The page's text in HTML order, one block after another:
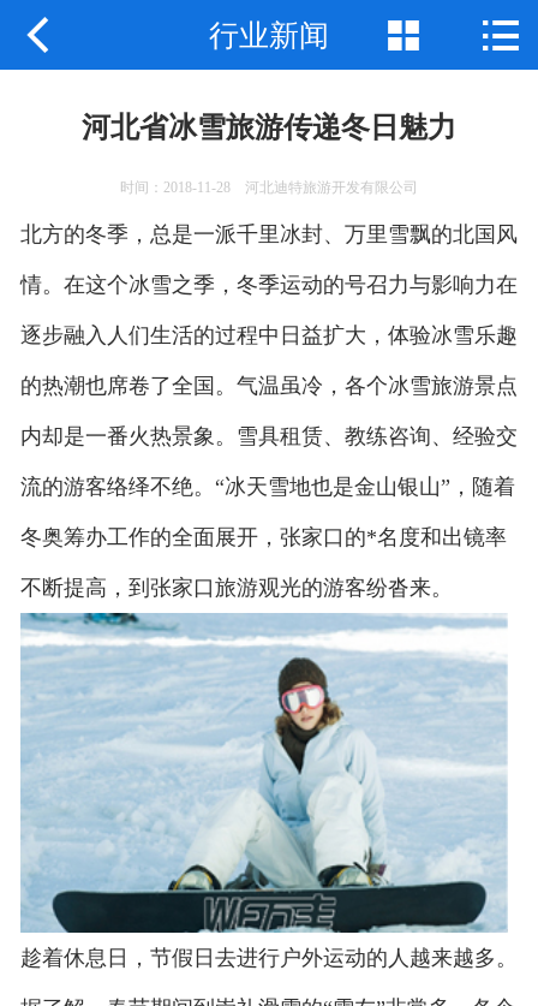
网站首页
应用案例
联系我们
 行业新闻  
河北省冰雪旅游传递冬日魅力
时间：2018-11-28 河北迪特旅游开发有限公司
北方的冬季，总是一派千里冰封、万里雪飘的北国风
情。在这个冰雪之季，冬季运动的号召力与影响力在
逐步融入人们生活的过程中日益扩大，体验冰雪乐趣
的热潮也席卷了全国。气温虽冷，各个冰雪旅游景点
内却是一番火热景象。雪具租赁、教练咨询、经验交
流的游客络绎不绝。“冰天雪地也是金山银山”，随着
冬奥筹办工作的全面展开，张家口的*名度和出镜率
不断提高，到张家口旅游观光的游客纷沓来。
趁着休息日，节假日去进行户外运动的人越来越多。